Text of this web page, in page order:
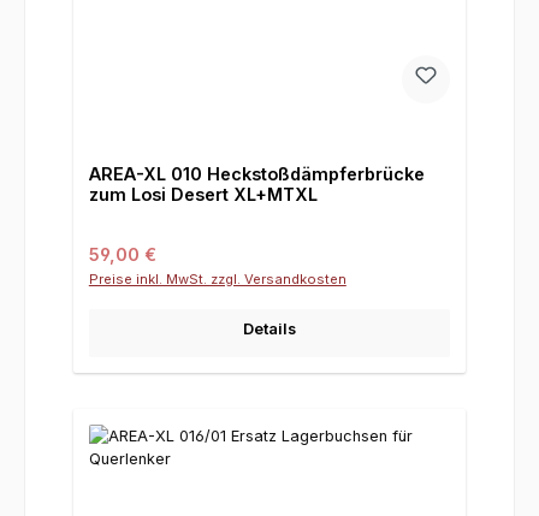
AREA-XL 010 Heckstoßdämpferbrücke
zum Losi Desert XL+MTXL
Regulärer Preis:
59,00 €
Preise inkl. MwSt. zzgl. Versandkosten
Details